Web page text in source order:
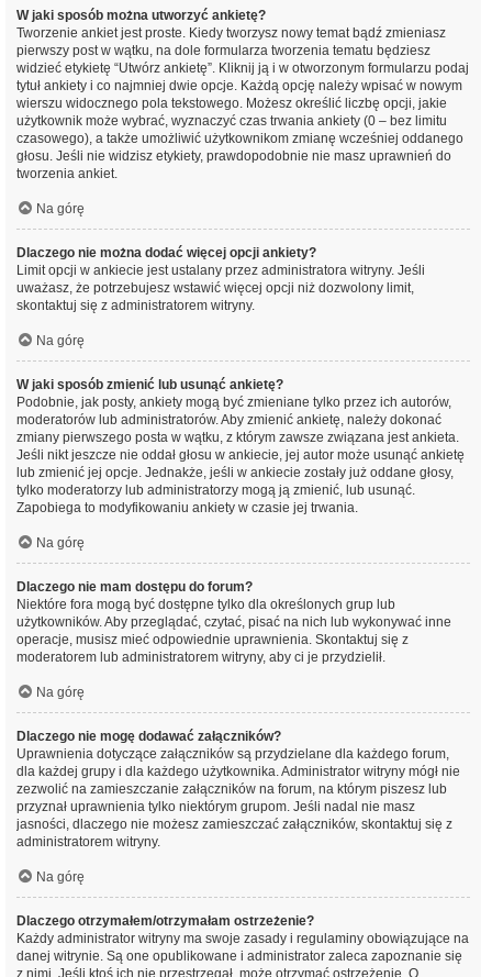
W jaki sposób można utworzyć ankietę?
Tworzenie ankiet jest proste. Kiedy tworzysz nowy temat bądź zmieniasz
pierwszy post w wątku, na dole formularza tworzenia tematu będziesz
widzieć etykietę “Utwórz ankietę”. Kliknij ją i w otworzonym formularzu podaj
tytuł ankiety i co najmniej dwie opcje. Każdą opcję należy wpisać w nowym
wierszu widocznego pola tekstowego. Możesz określić liczbę opcji, jakie
użytkownik może wybrać, wyznaczyć czas trwania ankiety (0 – bez limitu
czasowego), a także umożliwić użytkownikom zmianę wcześniej oddanego
głosu. Jeśli nie widzisz etykiety, prawdopodobnie nie masz uprawnień do
tworzenia ankiet.
Na górę
Dlaczego nie można dodać więcej opcji ankiety?
Limit opcji w ankiecie jest ustalany przez administratora witryny. Jeśli
uważasz, że potrzebujesz wstawić więcej opcji niż dozwolony limit,
skontaktuj się z administratorem witryny.
Na górę
W jaki sposób zmienić lub usunąć ankietę?
Podobnie, jak posty, ankiety mogą być zmieniane tylko przez ich autorów,
moderatorów lub administratorów. Aby zmienić ankietę, należy dokonać
zmiany pierwszego posta w wątku, z którym zawsze związana jest ankieta.
Jeśli nikt jeszcze nie oddał głosu w ankiecie, jej autor może usunąć ankietę
lub zmienić jej opcje. Jednakże, jeśli w ankiecie zostały już oddane głosy,
tylko moderatorzy lub administratorzy mogą ją zmienić, lub usunąć.
Zapobiega to modyfikowaniu ankiety w czasie jej trwania.
Na górę
Dlaczego nie mam dostępu do forum?
Niektóre fora mogą być dostępne tylko dla określonych grup lub
użytkowników. Aby przeglądać, czytać, pisać na nich lub wykonywać inne
operacje, musisz mieć odpowiednie uprawnienia. Skontaktuj się z
moderatorem lub administratorem witryny, aby ci je przydzielił.
Na górę
Dlaczego nie mogę dodawać załączników?
Uprawnienia dotyczące załączników są przydzielane dla każdego forum,
dla każdej grupy i dla każdego użytkownika. Administrator witryny mógł nie
zezwolić na zamieszczanie załączników na forum, na którym piszesz lub
przyznał uprawnienia tylko niektórym grupom. Jeśli nadal nie masz
jasności, dlaczego nie możesz zamieszczać załączników, skontaktuj się z
administratorem witryny.
Na górę
Dlaczego otrzymałem/otrzymałam ostrzeżenie?
Każdy administrator witryny ma swoje zasady i regulaminy obowiązujące na
danej witrynie. Są one opublikowane i administrator zaleca zapoznanie się